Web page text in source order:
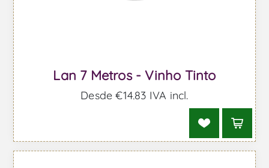
Lan 7 Metros - Vinho Tinto
Desde €14,83 IVA incl.